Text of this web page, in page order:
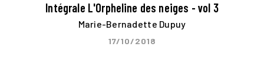
Intégrale L'Orpheline des neiges - vol 3
Marie-Bernadette Dupuy
17/10/2018